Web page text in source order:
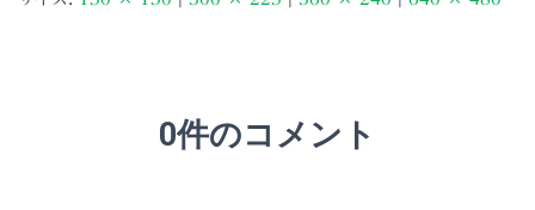
0件のコメント